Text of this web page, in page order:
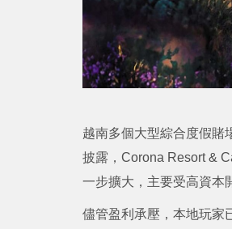
越南多個大型綜合度假賭
披露，Corona Resort &
一步擴大，主要受高資本
儘管盈利承壓，本地玩家